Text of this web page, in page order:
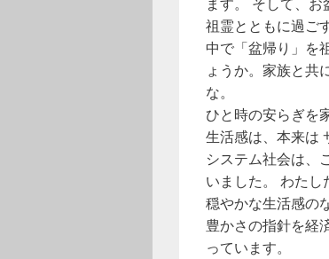
祖霊とともに過ご
中で「盆帰り」を
ょうか。家族と共
な。
ひと時の安らぎを
生活感は、本来は
システム社会は、
いました。 わた
穏やかな生活感の
豊かさの指針を経
っています。